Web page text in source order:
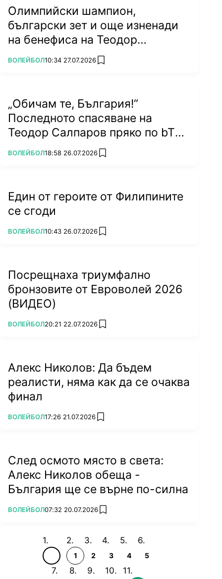
Олимпийски шампион,
български зет и още изненади
на бенефиса на Теодор
Салпаров
ПОВЕЧЕ ОТ
ВОЛЕЙБОЛ10:34 27.07.2026 add favorites
„Обичам те, България!“
Последното спасяване на
Теодор Салпаров пряко по bTV
на 5 септември (ВИДЕО)
ПОВЕЧЕ ОТ
ВОЛЕЙБОЛ18:58 26.07.2026 add favorites
Един от героите от Филипините
се сгоди
ПОВЕЧЕ ОТ
ВОЛЕЙБОЛ10:43 26.07.2026 add favorites
Посрещнаха триумфално
бронзовите от Евроволей 2026
(ВИДЕО)
ПОВЕЧЕ ОТ
ВОЛЕЙБОЛ20:21 22.07.2026 add favorites
Алекс Николов: Да бъдем
реалисти, няма как да се очаква
финал
ПОВЕЧЕ ОТ
ВОЛЕЙБОЛ17:26 21.07.2026 add favorites
След осмото място в света:
Алекс Николов обеща -
България ще се върне по-силна
ПОВЕЧЕ ОТ
ВОЛЕЙБОЛ07:32 20.07.2026 add favorites
1 2 3 4 5